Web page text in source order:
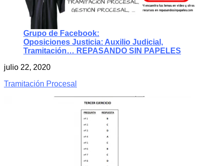
Grupo de Facebook:
Oposiciones Justicia: Auxilio Judicial,
Tramitación… REPASANDO SIN PAPELES
julio 22, 2020
Tramitación Procesal